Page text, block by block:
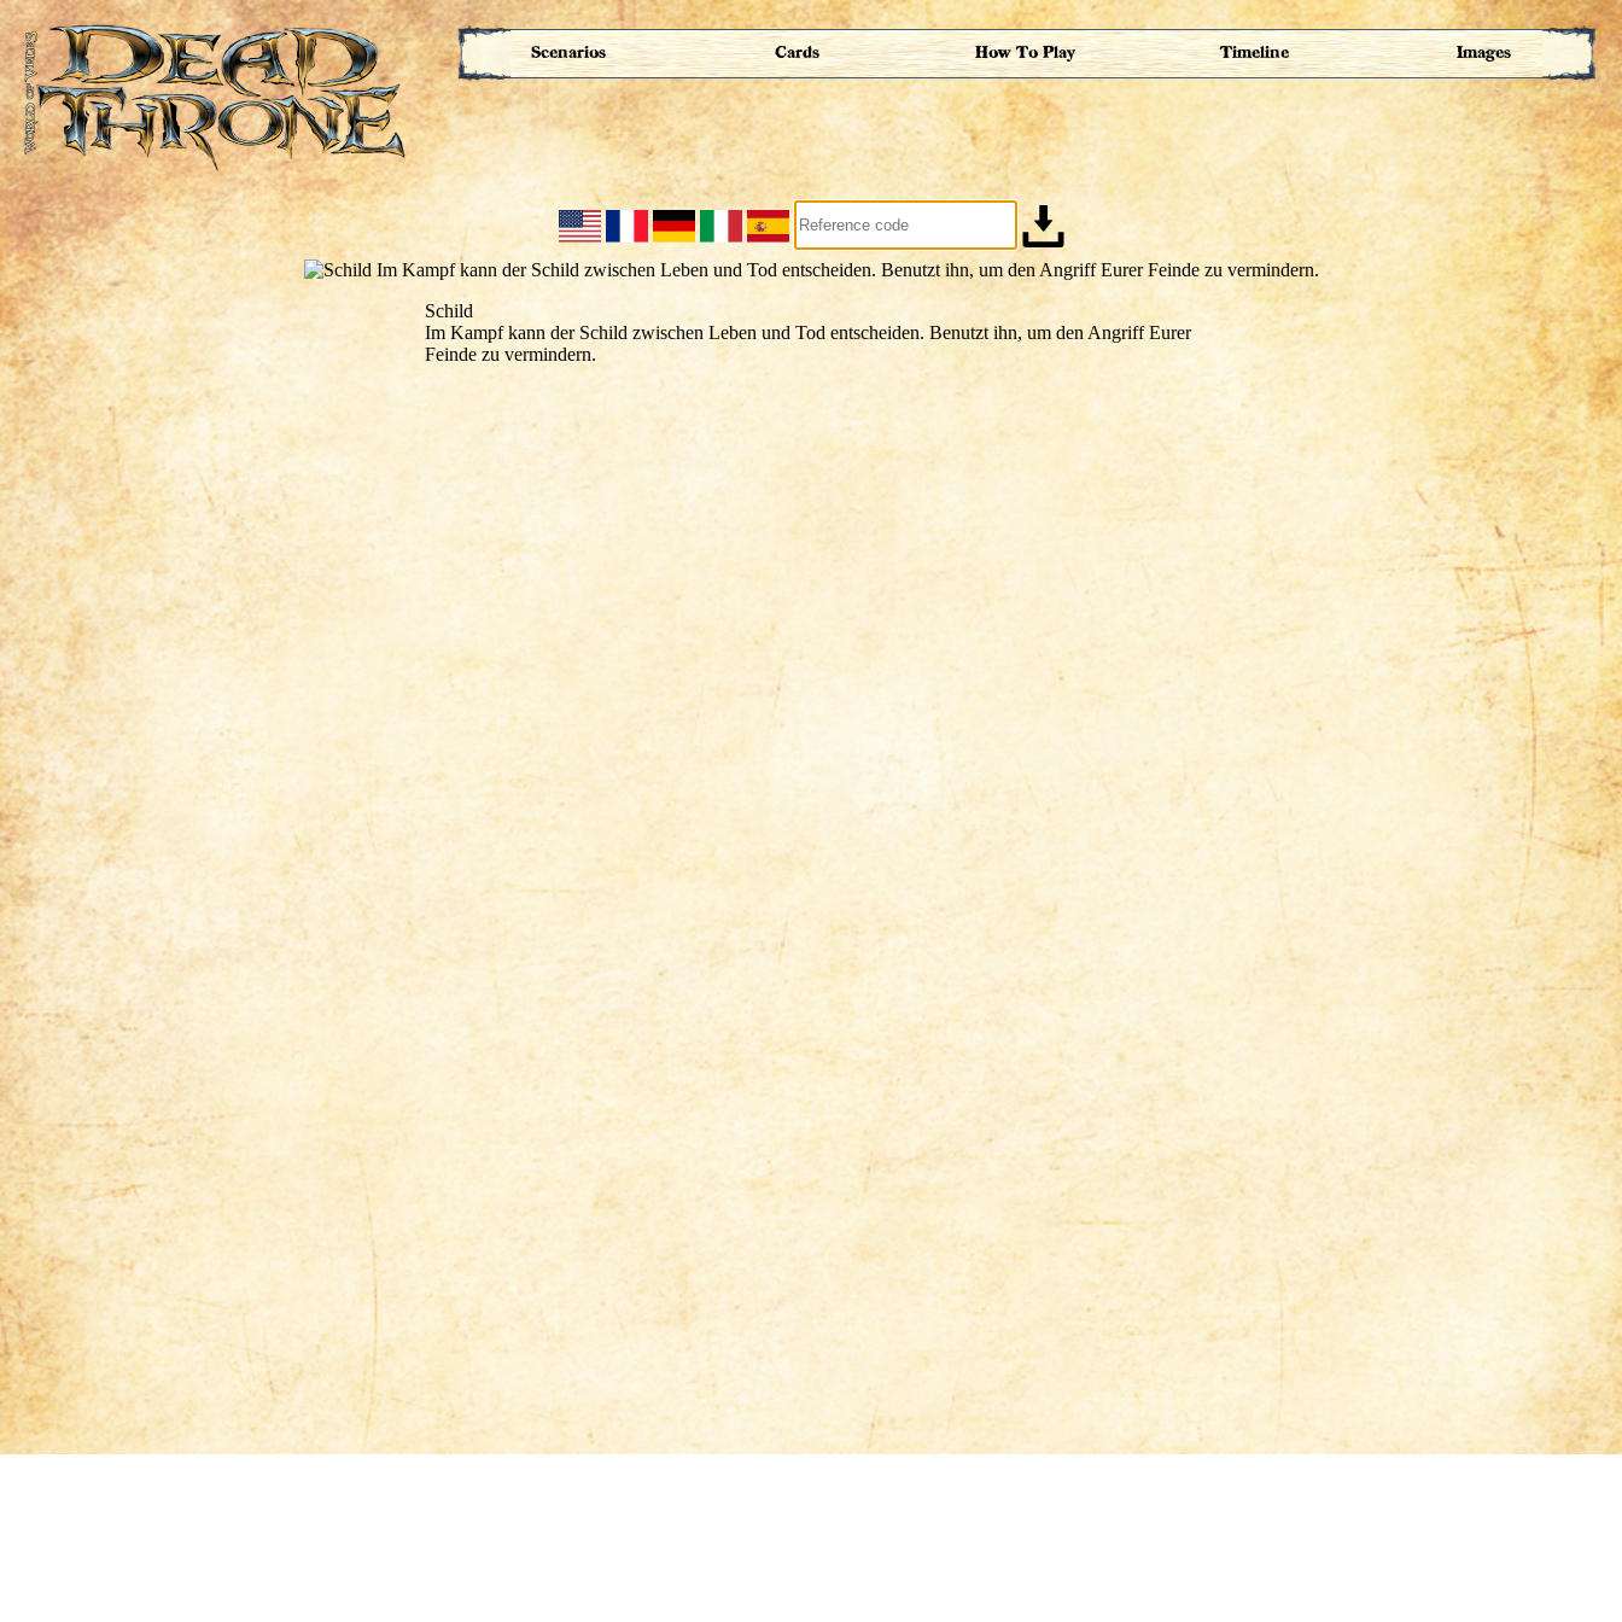
Scenarios Cards How To Play Timeline Images
Schild
Im Kampf kann der Schild zwischen Leben und Tod entscheiden. Benutzt ihn, um den Angriff Eurer
Feinde zu vermindern.